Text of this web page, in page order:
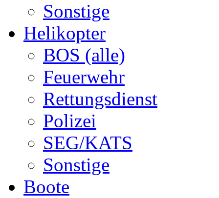
Sonstige
Helikopter
BOS (alle)
Feuerwehr
Rettungsdienst
Polizei
SEG/KATS
Sonstige
Boote